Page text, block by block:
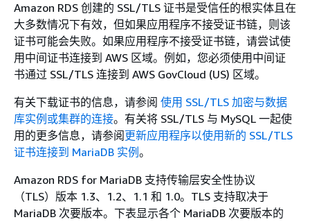
Amazon RDS 创建的 SSL/TLS 证书是受信任的根实体且在
大多数情况下有效，但如果应用程序不接受证书链，则该
证书可能会失败。如果应用程序不接受证书链，请尝试使
用中间证书连接到 AWS 区域。例如，您必须使用中间证
书通过 SSL/TLS 连接到 AWS GovCloud (US) 区域。
有关下载证书的信息，请参阅 使用 SSL/TLS 加密与数据
库实例或集群的连接。有关将 SSL/TLS 与 MySQL 一起使
用的更多信息，请参阅更新应用程序以使用新的 SSL/TLS
证书连接到 MariaDB 实例 。
Amazon RDS for MariaDB 支持传输层安全性协议
（TLS）版本 1.3、1.2、1.1 和 1.0。TLS 支持取决于
MariaDB 次要版本。下表显示各个 MariaDB 次要版本的